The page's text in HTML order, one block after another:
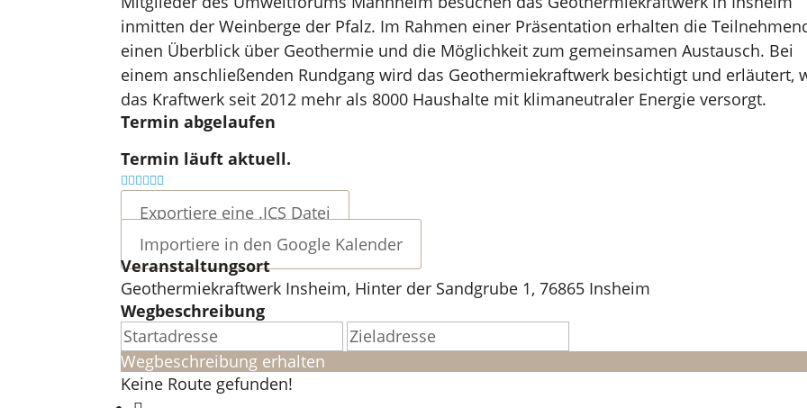
inmitten der Weinberge der Pfalz. Im Rahmen einer Präsentation erhalten die
einen Überblick über Geothermie und die Möglichkeit zum gemeinsamen Austausch. Bei
einem anschließenden Rundgang wird das Geothermiekraftwerk besichtigt und erläutert,
das Kraftwerk seit 2012 mehr als 8000 Haushalte mit klimaneutraler Energie versorgt.
Termin abgelaufen
Termin läuft aktuell.
Exportiere eine .ICS Datei
Importiere in den Google Kalender
Veranstaltungsort
Geothermiekraftwerk Insheim, Hinter der Sandgrube 1, 76865 Insheim
Wegbeschreibung
Wegbeschreibung erhalten
Keine Route gefunden!